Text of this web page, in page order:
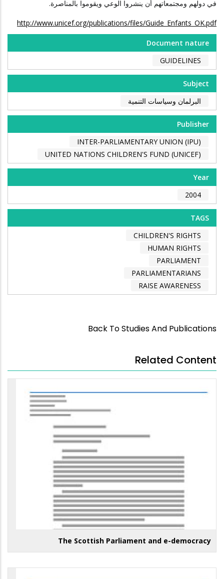
في دولهم ومجتمعاتهم أن ينشروا الوعي ويقوموا بالمناصرة.
http://www.unicef.org/publications/files/Guide_Enfants_OK.pdf
Document nature
GUIDELINES
Subject
البرلمان وسياسات التنمية
Publisher
INTER-PARLIAMENTARY UNION (IPU)
UNITED NATIONS CHILDREN'S FUND (UNICEF)
Year
2004
TAGS
CHILDREN'S RIGHTS
HUMAN RIGHTS
PARLIAMENT
PARLIAMENTARIANS
RAISE AWARENESS
Back To Studies And Publications
Related Content
The Scottish Parliament and e-democracy